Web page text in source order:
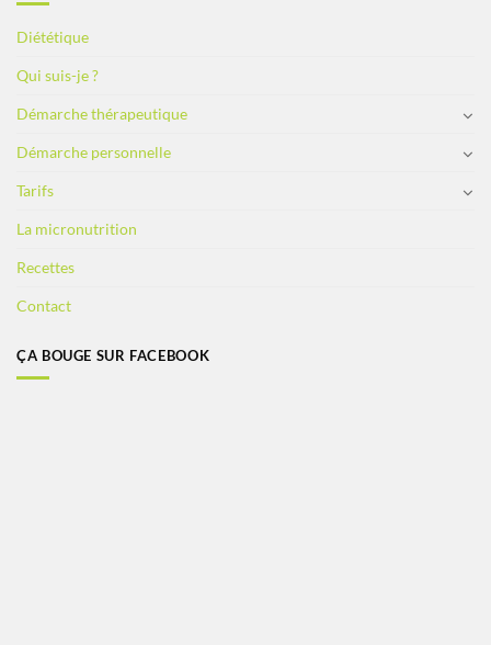
Diététique
Qui suis-je ?
Démarche thérapeutique
Démarche personnelle
Tarifs
La micronutrition
Recettes
Contact
ÇA BOUGE SUR FACEBOOK